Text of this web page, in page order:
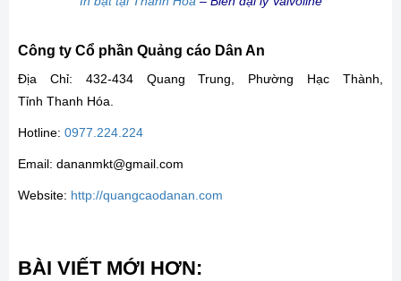
Công ty Cổ phần Quảng cáo Dân An
Địa Chỉ: 432-434 Quang Trung, Phường Hạc Thành,
Tỉnh Thanh Hóa.
Hotline: 0977.224.224
Email: dananmkt@gmail.com
Website: http://quangcaodanan.com
BÀI VIẾT MỚI HƠN: